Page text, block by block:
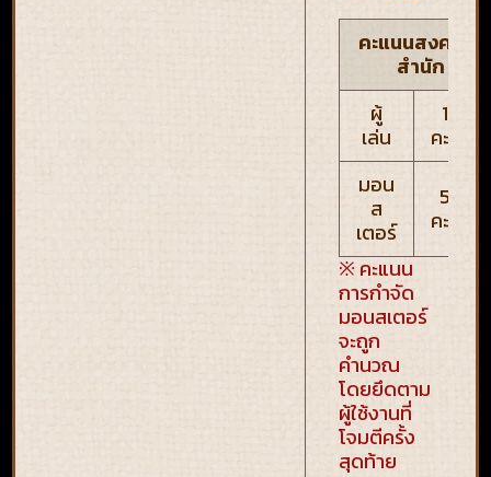
คะแนนสงคราม
สำนัก
ผู้
เล่น
100
คะแนน
มอน
ส
เตอร์
500
คะแนน
※ คะแนน
การกำจัด
มอนสเตอร์
จะถูก
คำนวณ
โดยยึดตาม
ผู้ใช้งานที่
โจมตีครั้ง
สุดท้าย